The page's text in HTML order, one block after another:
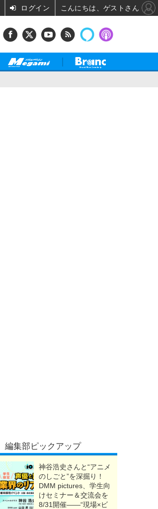
編集部ピックアップ
神谷浩史さんと“アニメ
のしごと”を深掘り！
DMM pictures、学生向
けセミナー＆交流会を
8/31開催――“現場×ビ
ログイン こんにちは、ゲストさん